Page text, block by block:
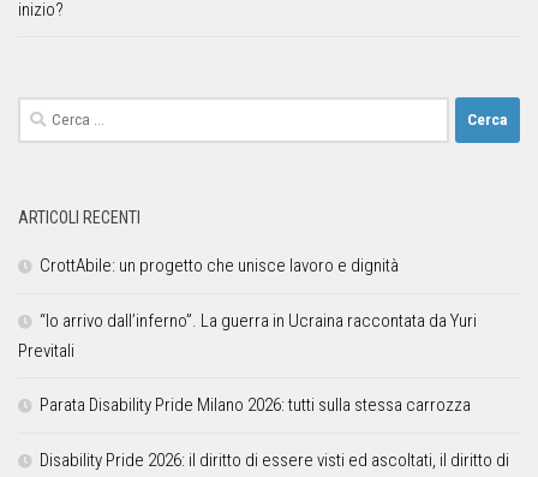
inizio?
ARTICOLI RECENTI
CrottAbile: un progetto che unisce lavoro e dignità
“Io arrivo dall’inferno”. La guerra in Ucraina raccontata da Yuri
Previtali
Parata Disability Pride Milano 2026: tutti sulla stessa carrozza
Disability Pride 2026: il diritto di essere visti ed ascoltati, il diritto di